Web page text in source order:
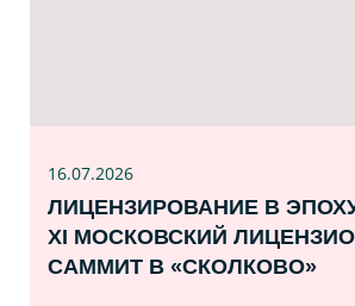
16.07.2026
ЛИЦЕНЗИРОВАНИЕ В
XI МОСКОВСКИЙ
САММИТ В «СКОЛКОВО»